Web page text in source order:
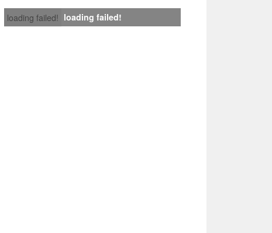
loading failed! loading failed!